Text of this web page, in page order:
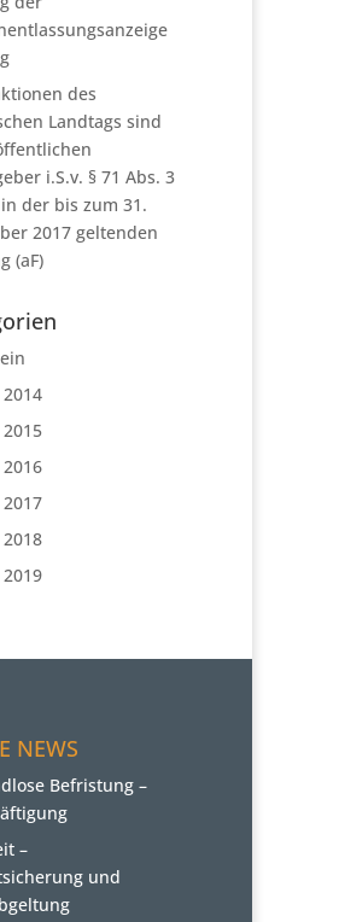
des
Landtags sind
i.S.v. § 71 Abs. 3
in der bis zum 31.
2017 geltenden
(aF)
NEWS
Befristung –
–
und